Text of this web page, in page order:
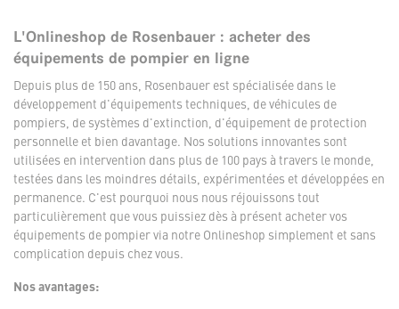
L'Onlineshop de Rosenbauer : acheter des
équipements de pompier en ligne
Depuis plus de 150 ans, Rosenbauer est spécialisée dans le
développement d'équipements techniques, de véhicules de
pompiers, de systèmes d'extinction, d'équipement de protection
personnelle et bien davantage. Nos solutions innovantes sont
utilisées en intervention dans plus de 100 pays à travers le monde,
testées dans les moindres détails, expérimentées et développées en
permanence. C'est pourquoi nous nous réjouissons tout
particulièrement que vous puissiez dès à présent acheter vos
équipements de pompier via notre Onlineshop simplement et sans
complication depuis chez vous.
Nos avantages: